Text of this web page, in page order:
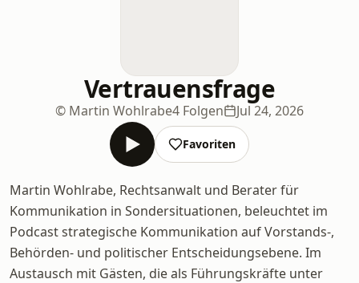
Vertrauensfrage
© Martin Wohlrabe4 Folgen Jul 24, 2026
Favoriten
Martin Wohlrabe, Rechtsanwalt und Berater für
Kommunikation in Sondersituationen, beleuchtet im
Podcast strategische Kommunikation auf Vorstands-,
Behörden- und politischer Entscheidungsebene. Im
Austausch mit Gästen, die als Führungskräfte unter